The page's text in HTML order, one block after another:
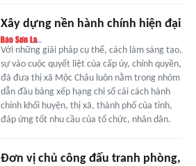
Xây dựng nền hành chính hiện đại
Với những giải pháp cụ thể, cách làm sáng tạo,
sự vào cuộc quyết liệt của cấp ủy, chính quyền,
đã đưa thị xã Mộc Châu luôn nằm trong nhóm
dẫn đầu bảng xếp hạng chỉ số cải cách hành
chính khối huyện, thị xã, thành phố của tỉnh,
đáp ứng tốt nhu cầu của tổ chức, nhân dân.
Đơn vị chủ công đấu tranh phòng,